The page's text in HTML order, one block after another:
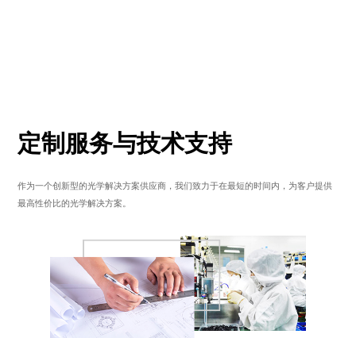
定制服务与技术支持
作为一个创新型的光学解决方案供应商，我们致力于在最短的时间内，为客户提供
最高性价比的光学解决方案。